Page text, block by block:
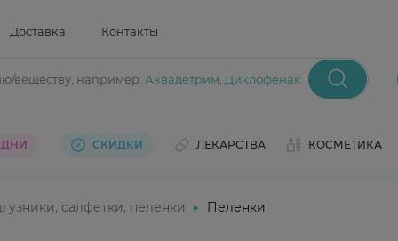
Доставка Контакты
веществу, например: Аквадетрим Диклофенак
ДНИ СКИДКИ ЛЕКАРСТВА КОСМЕТИКА
салфетки, пеленки Пеленки